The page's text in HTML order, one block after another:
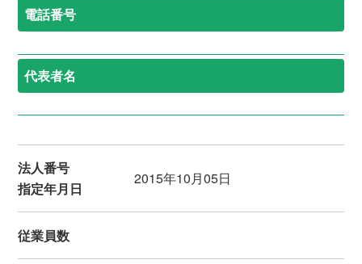
電話番号
代表者名
法人番号
指定年月日
2015年10月05日
従業員数